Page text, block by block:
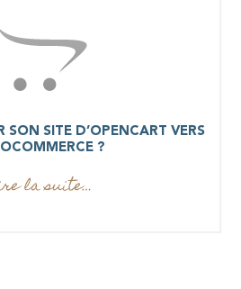
SON SITE D’OPENCART VERS
?
la suite…